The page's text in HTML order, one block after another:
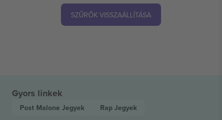
SZŰRŐK VISSZAÁLLÍTÁSA
Gyors linkek
Post Malone Jegyek Rap Jegyek